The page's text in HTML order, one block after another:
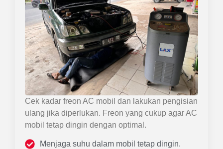
Cek kadar freon AC mobil dan lakukan pengisian
ulang jika diperlukan. Freon yang cukup agar AC
mobil tetap dingin dengan optimal.
Menjaga suhu dalam mobil tetap dingin.